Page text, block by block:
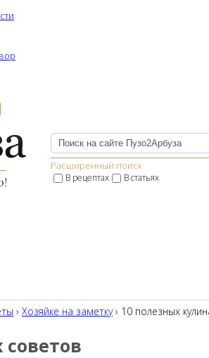
Расширенный поиск
В рецептах В статьях
› Хозяйке на заметку› 10 полезных